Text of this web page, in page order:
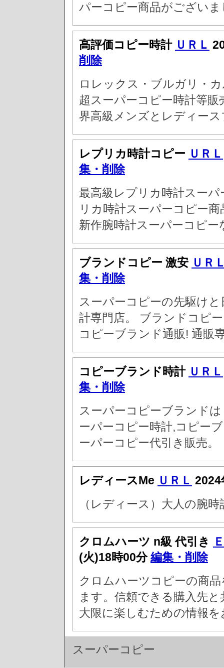
パーコピー商品がござい
高評価コピー時計 ＵＲＬ
削除
ロレックス・ブルガリ・
超スーパーコピー時計等
界高級メンズとレディー
レプリカ時計コピー ＵＲＬ
集・削除
最高級レプリカ時計スー
リカ時計スーパーコピー
新作腕時計スーパーコピー
ブランドコピー 激安 ＵＲ
集・削除
スーパーコピーの先駆け
計専門店。 ブランドコピ
コピーブランド通販! 通販
コピーブランド時計 ＵＲＬ
集・削除
スーパーコピーブランド
ーパーコピー時計,コピー
ーパーコピー代引き販売。
レディースMe ＵＲＬ
（レディース）大人の腕
クロムハーツ n級 代引き
(火)18時00分編集・削除
クロムハーツコピーの商
ます。信頼できる購入先
大限に楽しむための情報
スーパーコピー